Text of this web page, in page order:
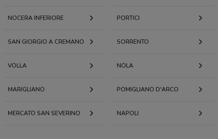
NOCERA INFERIORE PORTICI
SAN GIORGIO A CREMANO SORRENTO
VOLLA NOLA
MARIGLIANO POMIGLIANO D'ARCO
MERCATO SAN SEVERINO NAPOLI